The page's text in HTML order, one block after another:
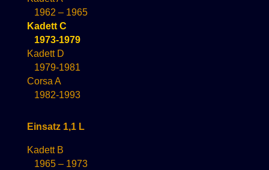
1962 – 1965
Kadett C
1973-1979
Kadett D
1979-1981
Corsa A
1982-1993
Einsatz 1,1 L
Kadett B
1965 – 1973